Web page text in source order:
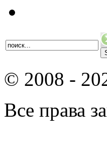
© 2008 -
Все права